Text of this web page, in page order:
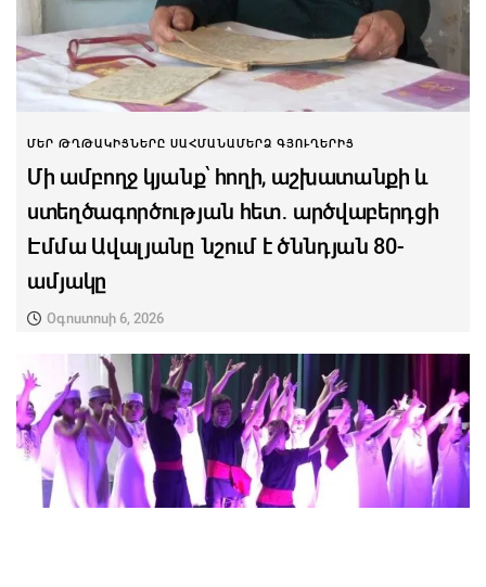
ՄԵՐ ԹՂԹԱԿԻՑՆԵՐԸ ՍԱՀՄԱՆԱՄԵՐՁ ԳՅՈՒՂԵՐԻՑ
Մի ամբողջ կյանք՝ հողի, աշխատանքի և
ստեղծագործության հետ․ արծվաբերդցի
Էմմա Ավալյանը նշում է ծննդյան 80-
ամյակը
Օգոստոսի 6, 2026